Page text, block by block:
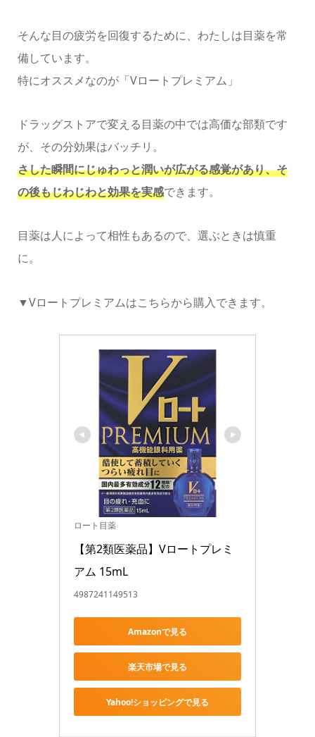
そんな目の疲労を回復するために、わたしは目薬を常
備しています。
特にオススメなのが「Vロートプレミアム」
ドラッグストアで変える目薬の中では高価な部類です
が、その分効果はバッチリ。
さした瞬間にじゅわっと潤いが広がる感覚があり、そ
の後もじわじわと効果を実感できます。
目薬は人によって相性もあるので、選ぶときは慎重
に。
▼Vロートプレミアムはこちらから購入できます。
ロート目薬
【第2類医薬品】Vロートプレミ
アム 15mL
4987241149513
Amazonで見る
楽天市場で見る
Yahoo!ショッピングで見る